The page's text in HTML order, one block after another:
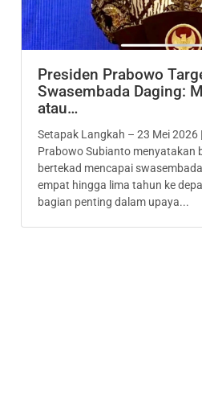
Presiden Prabowo
Swasembada Daging:
atau…
Setapak Langkah – 23 Mei 2026
Prabowo Subianto menyatakan
bertekad mencapai
empat hingga lima tahun ke
bagian penting dalam upaya...